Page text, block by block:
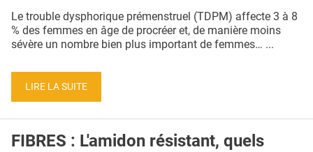
PUBLICITÉ
CONTACT
Le trouble dysphorique prémenstruel (TDPM) affecte 3 à 8
% des femmes en âge de procréer et, de manière moins
sévère un nombre bien plus important de femmes… ...
LIRE LA SUITE
FIBRES : L'amidon résistant, quels